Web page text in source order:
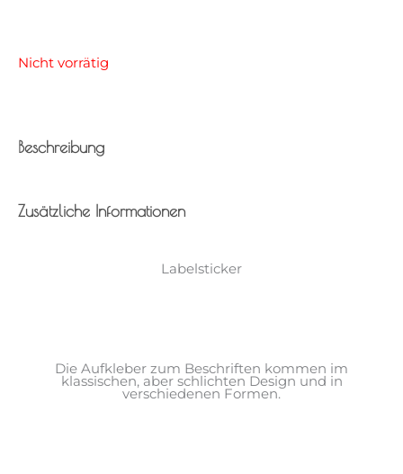
Nicht vorrätig
Beschreibung
Zusätzliche Informationen
Labelsticker
Die Aufkleber zum Beschriften kommen im
klassischen, aber schlichten Design und in
verschiedenen Formen.